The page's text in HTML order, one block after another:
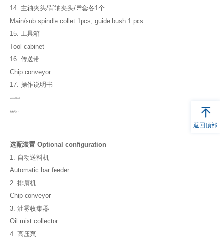
返回顶部
14. 主轴夹头/背轴夹头/导套各1个
Main/sub spindle collet 1pcs; guide bush 1 pcs
15. 工具箱
Tool cabinet
16. 传送带
Chip conveyor
17. 操作说明书
Manual book
安装尺寸：
选配装置 Optional configuration
1. 自动送料机
Automatic bar feeder
2. 排屑机
Chip conveyor
3. 油雾收集器
Oil mist collector
4. 高压泵